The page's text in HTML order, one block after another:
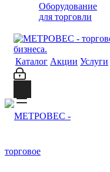
Оборудование
для торговли
Каталог Акции Услуги